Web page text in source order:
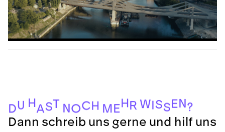
DU HAST NOC H MEH R W SSEN?
Dann schreib uns gerne und hilf uns